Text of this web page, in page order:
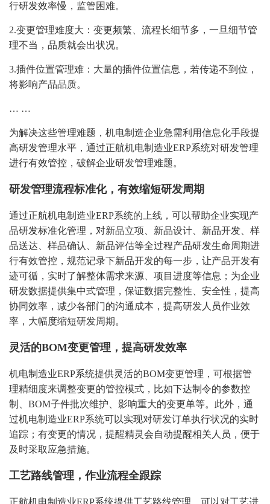
行研发效率慢，监管困难。
2.变更管理难度大：变更频繁、流程长细节多，一旦细节管
理不当，品质就会出状况。
3.插件位置管理难：大量的插件位置信息，若传递不到位，
将影响产品品质。
… …
为解决这些管理难题，机电制造企业急需利用信息化手段提
高研发管理水平，通过正航机电制造业ERP系统对研发管理
进行有效管控，破解企业研发管理难题。
研发管理流程标准化，有效缩短研发周期
通过正航机电制造业ERP系统的上线，可以帮助企业实现产
品研发标准化管理，对新品立项、新品设计、新品开发、样
品送达、样品确认、新品评估等全过程产品研发生命周期进
行有效管控，规范记录下新品开发的每一步，让产品开发有
迹可循，实时了解整体需求来源、项目进度等信息；为企业
研发数据提供集中式管理，保证数据完整性、安全性，提高
协同效率，减少各部门的沟通成本，提高研发人员作业效
率，大幅度缩短研发周期。
灵活的BOM变更管理，提高研发效率
机电制造业ERP系统提供灵活的BOM变更管理，可根据管
理精细度来调整变更的管控模式，比如下达制令的参数控
制、BOM子件批次维护、影响重大的变更单等。此外，通
过机电制造业ERP系统可以实现对研发订单执行状况的实时
追踪；有变更的情况，提醒精灵会自动提醒相关人员，便于
及时采取应急措施。
工艺路线管理，作业流程全跟踪
正航机电制造业ERP系统提供工艺路线管理，可以对工艺进